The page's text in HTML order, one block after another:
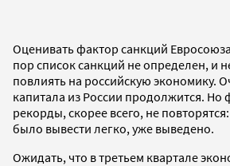
Оценивать фактор санкций
пор список санкций не определен, и
повлиять на российскую экономику.
капитала из России продолжится. Но
рекорды, скорее всего, не
было вывести легко, уже выведено.
Ожидать, что в третьем квартале